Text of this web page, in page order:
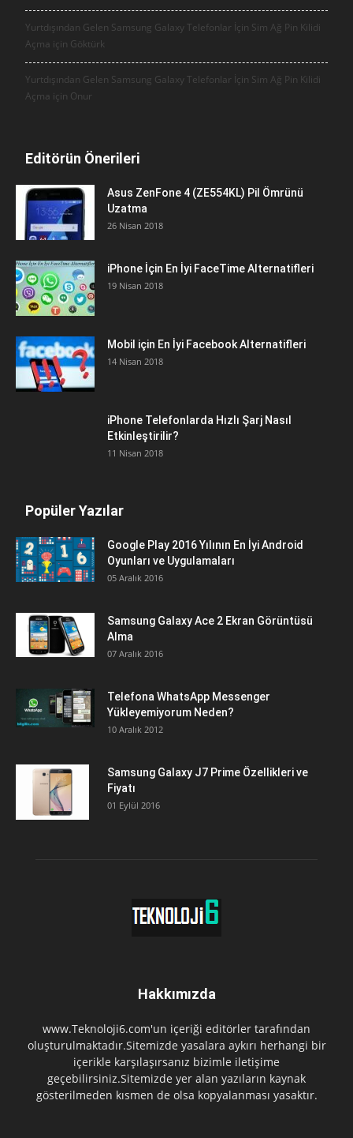
Yurtdışından Gelen Samsung Galaxy Telefonlar İçin Sim Ağ Pin Kilidi
Açma için Göktürk
Yurtdışından Gelen Samsung Galaxy Telefonlar İçin Sim Ağ Pin Kilidi
Açma için Onur
Editörün Önerileri
Asus ZenFone 4 (ZE554KL) Pil Ömrünü
Uzatma
26 Nisan 2018
iPhone İçin En İyi FaceTime Alternatifleri
19 Nisan 2018
Mobil için En İyi Facebook Alternatifleri
14 Nisan 2018
iPhone Telefonlarda Hızlı Şarj Nasıl
Etkinleştirilir?
11 Nisan 2018
Popüler Yazılar
Google Play 2016 Yılının En İyi Android
Oyunları ve Uygulamaları
05 Aralık 2016
Samsung Galaxy Ace 2 Ekran Görüntüsü
Alma
07 Aralık 2016
Telefona WhatsApp Messenger
Yükleyemiyorum Neden?
10 Aralık 2012
Samsung Galaxy J7 Prime Özellikleri ve
Fiyatı
01 Eylül 2016
Hakkımızda
www.Teknoloji6.com'un içeriği editörler tarafından
oluşturulmaktadır.Sitemizde yasalara aykırı herhangi bir
içerikle karşılaşırsanız bizimle iletişime
geçebilirsiniz.Sitemizde yer alan yazıların kaynak
gösterilmeden kısmen de olsa kopyalanması yasaktır.